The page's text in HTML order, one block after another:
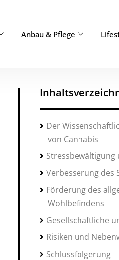
Anbau & Pflege
Der
von Cannabis
Stressbewältigung
Verbesserung des
Förderung des
Wohlbefindens
Gesellschaftliche
Risiken und
Schlussfolgerung